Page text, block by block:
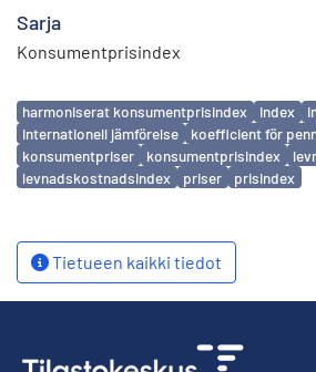
Sarja
Konsumentprisindex
Avainsanat
harmoniserat konsumentprisindex index
internationell jämförelse
koefficient för
konsumentpriser
konsumentprisindex
levnadskostnadsindex
priser prisindex
Tietueen kaikki tiedot